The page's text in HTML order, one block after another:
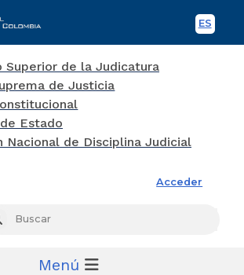
ES
Acceder
Buscar
Menú